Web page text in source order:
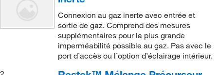
Connexion au gaz inerte avec entrée et
sortie de gaz. Comprend des mesures
supplémentaires pour la plus grande
imperméabilité possible au gaz. Pas avec le
port d’accès ou l’option d’éclairage intérieur.